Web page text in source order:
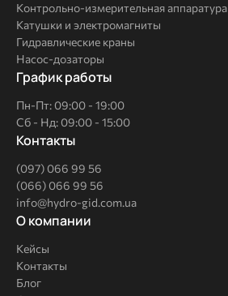
Контрольно-измерительная аппаратура
Катушки и электромагниты
Гидравлические краны
Насос-дозаторы
График работы
Пн-Пт: 09:00 - 19:00
Сб - Нд: 09:00 - 15:00
Контакты
(097) 066 99 56
(066) 066 99 56
info@hydro-gid.com.ua
О
компании
О компании
Кейсы
Контакты
Блог